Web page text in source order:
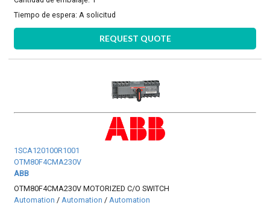
Tiempo de espera: A solicitud
REQUEST QUOTE
1SCA120100R1001
OTM80F4CMA230V
ABB
OTM80F4CMA230V MOTORIZED C/O SWITCH
Automation /Automation /Automation